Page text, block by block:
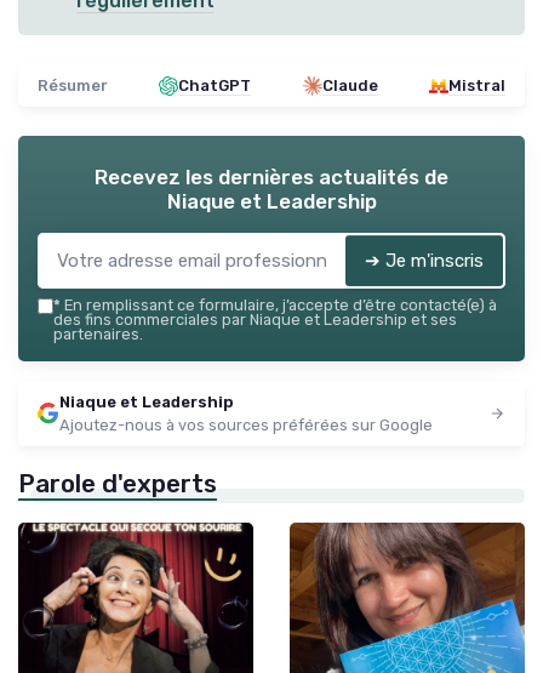
Résumer ChatGPT Claude Mistral
Recevez les dernières actualités de
Niaque et Leadership
➔ Je m'inscris
* En remplissant ce formulaire, j’accepte d’être contacté(e) à
des fins commerciales par Niaque et Leadership et ses
partenaires.
Niaque et Leadership
Ajoutez-nous à vos sources préférées sur Google
Parole d'experts